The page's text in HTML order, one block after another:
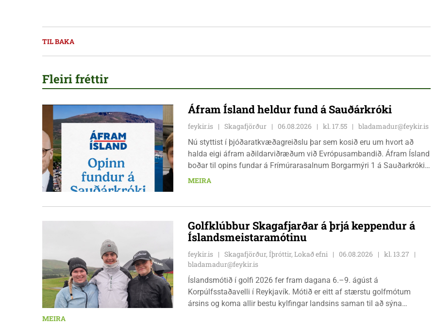
TIL BAKA
Fleiri fréttir
Áfram Ísland heldur fund á Sauðárkróki
feykir.is Skagafjörður 06.08.2026 kl. 17.55
bladamadur@feykir.is
Nú styttist í þjóðaratkvæðagreiðslu þar sem kosið eru um hvort að
halda eigi áfram aðildarviðræðum við Evrópusambandið. Áfram Ísland
boðar til opins fundar á Frímúrarasalnum Borgarmýri 1 á Sauðarkróki,
laugardaginn 8. ágúst kl. 17:30. Fundurinn er öllum opinn en skráning
MEIRA
Golfklúbbur Skagafjarðar á þrjá keppendur á
Íslandsmeistaramótinu
feykir.is Skagafjörður, Íþróttir, Lokað efni 06.08.2026
kl. 13.27
bladamadur@feykir.is
Íslandsmótið í golfi 2026 fer fram dagana 6.–9. ágúst á
Korpúlfsstaðavelli í Reykjavík. Mótið er eitt af stærstu golfmótum
ársins og koma allir bestu kylfingar landsins saman til að sýna
MEIRA